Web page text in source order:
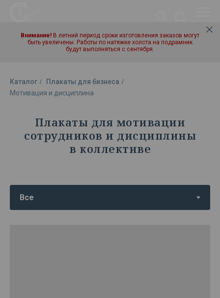
Внимание! В летний период сроки изготовления заказов могут
быть увеличены. Работы по натяжке холста на подрамник
будут выполняться с сентября.
Каталог / Плакаты для бизнеса /
Мотивация и дисциплина
Плакаты для мотивации
сотрудников и дисциплины
в коллективе